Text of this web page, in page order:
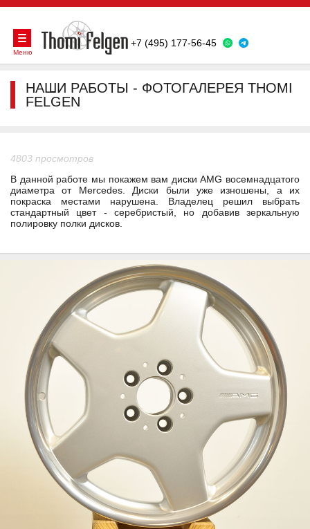
+7 (495) 177-56-45
Меню
НАШИ РАБОТЫ - ФОТОГАЛЕРЕЯ THOMI
FELGEN
4803 просмотров
В данной работе мы покажем вам диски AMG восемнадцатого
диаметра от Mercedes. Диски были уже изношены, а их
покраска местами нарушена. Владелец решил выбрать
стандартный цвет - серебристый, но добавив зеркальную
полировку полки дисков.